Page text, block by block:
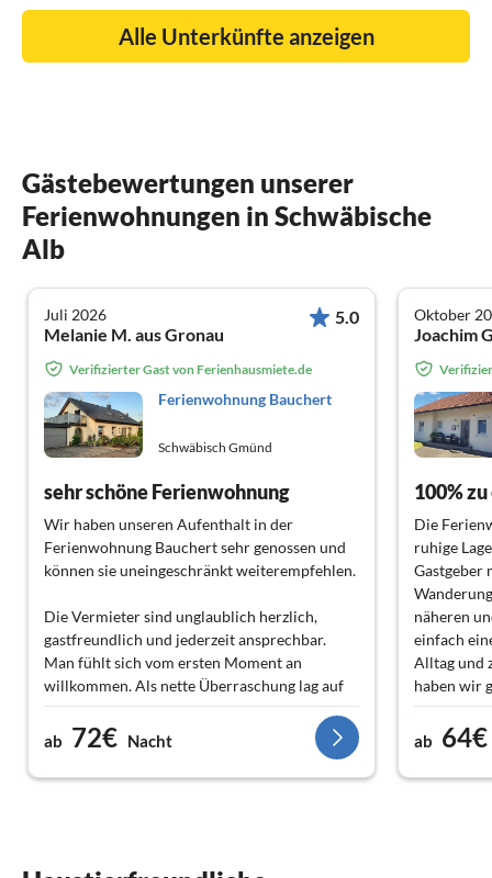
Alle Unterkünfte anzeigen
Gästebewertungen unserer
Ferienwohnungen in Schwäbische
Alb
Juli 2026
Melanie M. aus Gronau
5.0
Verifizierter Gast von Ferienhausmiete.de
Ferienwohnung Bauchert
Schwäbisch Gmünd
sehr schöne Ferienwohnung
Wir haben unseren Aufenthalt in der
Ferienwohnung Bauchert sehr genossen und
können sie uneingeschränkt weiterempfehlen.
Die Vermieter sind unglaublich herzlich,
gastfreundlich und jederzeit ansprechbar.
Man fühlt sich vom ersten Moment an
willkommen. Als nette Überraschung lag auf
jedem Kopfkissen eine kleine Schokolade und
im Kühlschrank standen bereits Getränke für
uns bereit – eine liebevolle Aufmerksamkeit,
über die wir uns sehr gefreut haben.
wir, dass die Kinder nicht in einem Etagenbett
ab 72€ Nacht
Oktober
Joachim
100%
Die
ruhige
Gastgeber
näheren
einfach
Alltag und
haben wir
wieder in
ab 64€